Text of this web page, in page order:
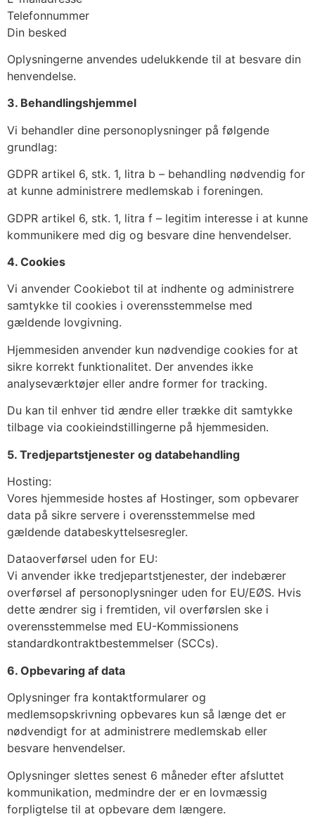
Telefonnummer
Din besked
Oplysningerne anvendes udelukkende til at besvare din
henvendelse.
3. Behandlingshjemmel
Vi behandler dine personoplysninger på følgende
grundlag:
GDPR artikel 6, stk. 1, litra b – behandling nødvendig for
at kunne administrere medlemskab i foreningen.
GDPR artikel 6, stk. 1, litra f – legitim interesse i at kunne
kommunikere med dig og besvare dine henvendelser.
4. Cookies
Vi anvender Cookiebot til at indhente og administrere
samtykke til cookies i overensstemmelse med
gældende lovgivning.
Hjemmesiden anvender kun nødvendige cookies for at
sikre korrekt funktionalitet. Der anvendes ikke
analyseværktøjer eller andre former for tracking.
Du kan til enhver tid ændre eller trække dit samtykke
tilbage via cookieindstillingerne på hjemmesiden.
5. Tredjepartstjenester og databehandling
Hosting:
Vores hjemmeside hostes af Hostinger, som opbevarer
data på sikre servere i overensstemmelse med
gældende databeskyttelsesregler.
Dataoverførsel uden for EU:
Vi anvender ikke tredjepartstjenester, der indebærer
overførsel af personoplysninger uden for EU/EØS. Hvis
dette ændrer sig i fremtiden, vil overførslen ske i
overensstemmelse med EU-Kommissionens
standardkontraktbestemmelser (SCCs).
6. Opbevaring af data
Oplysninger fra kontaktformularer og
medlemsopskrivning opbevares kun så længe det er
nødvendigt for at administrere medlemskab eller
besvare henvendelser.
Oplysninger slettes senest 6 måneder efter afsluttet
kommunikation, medmindre der er en lovmæssig
forpligtelse til at opbevare dem længere.